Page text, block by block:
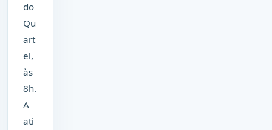
do
Qu
art
el,
às
8h.
A
ati